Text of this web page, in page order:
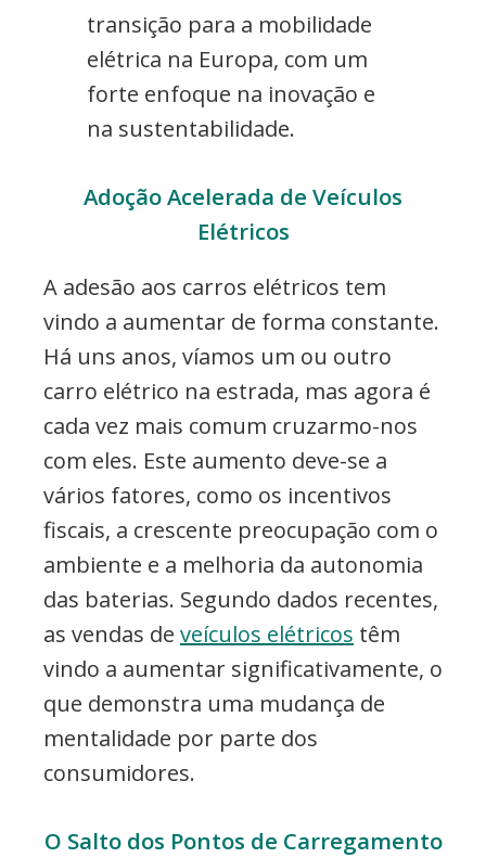
transição para a mobilidade
elétrica na Europa, com um
forte enfoque na inovação e
na sustentabilidade.
Adoção Acelerada de Veículos
Elétricos
A adesão aos carros elétricos tem
vindo a aumentar de forma constante.
Há uns anos, víamos um ou outro
carro elétrico na estrada, mas agora é
cada vez mais comum cruzarmo-nos
com eles. Este aumento deve-se a
vários fatores, como os incentivos
fiscais, a crescente preocupação com o
ambiente e a melhoria da autonomia
das baterias. Segundo dados recentes,
as vendas de veículos elétricos têm
vindo a aumentar significativamente, o
que demonstra uma mudança de
mentalidade por parte dos
consumidores.
O Salto dos Pontos de Carregamento